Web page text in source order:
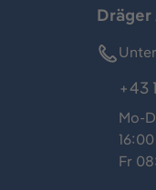
Dräger
+43
Mo-
Fr